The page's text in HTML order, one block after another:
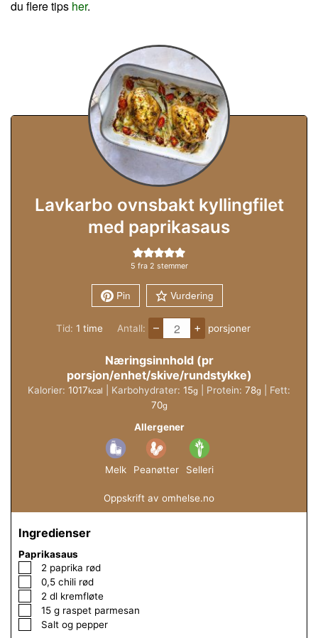
du flere tips her.
Lavkarbo ovnsbakt kyllingfilet
med paprikasaus
5 fra 2 stemmer
Pin Vurdering
Tid: 1time
time Antall: – + porsjoner
Næringsinnhold (pr
porsjon/enhet/skive/rundstykke)
Kalorier: 1017kcal Karbohydrater: 15g Protein: 78g
Fett:
70g
Allergener
Melk Peanøtter Selleri
Oppskrift av omhelse.no
Ingredienser
Paprikasaus
▢2 paprika rød
▢
0,5 chili rød
▢2 dl kremfløte
▢
15 g raspet parmesan
▢Salt og pepper